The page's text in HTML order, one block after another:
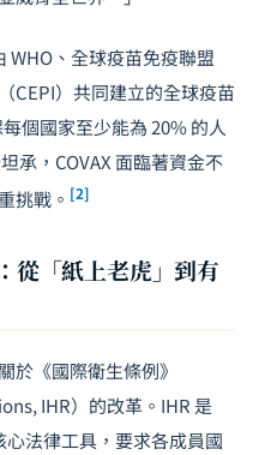
、全球疫苗免疫聯盟
CEPI）共同建立的全球疫苗
個國家至少能為 20% 的人
承，COVAX 面臨著資金不
挑戰。 [2]
從「紙上老虎」到有
於《國際衛生條例》
IHR）的改革。IHR 是
法律工具，要求各成員國